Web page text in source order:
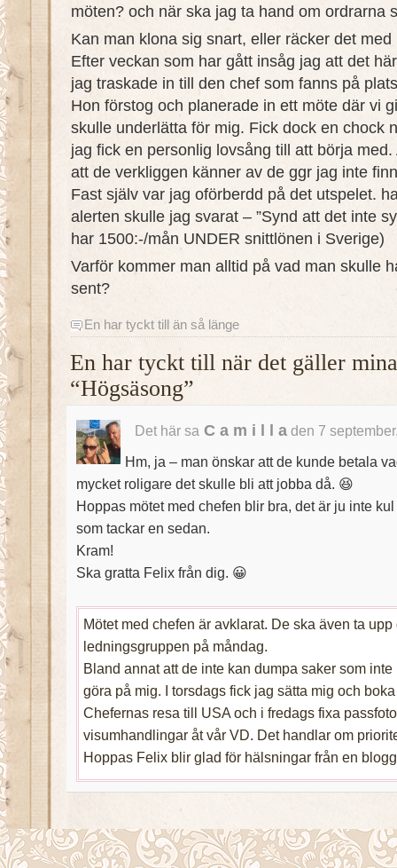
möten? och när ska jag ta hand om ordrarna
Kan man klona sig snart, eller räcker det
Efter veckan som har gått insåg jag att det
jag traskade in till den chef som fanns på
Hon förstog och planerade in ett möte där vi
skulle underlätta för mig. Fick dock en chock
jag fick en personlig lovsång till att börja
att de verkliggen känner av de ggr jag inte
Fast själv var jag oförberdd på det utspelet.
alerten skulle jag svarat – ”Synd att det inte
har 1500:-/mån UNDER snittlönen i Sverige)
Varför kommer man alltid på vad man skulle
sent?
En har tyckt till än så länge
En har tyckt till när det gäller
“Högsäsong”
Det här sa C a m i l l aden 7
Hm, ja – man önskar att de kunde betala
mycket roligare det skulle bli att jobba då. 😆
Hoppas mötet med chefen blir bra, det är ju inte
som tackar en sedan.
Kram!
Ska gratta Felix från dig. 😀
Mötet med chefen är avklarat. De ska även ta upp
ledningsgruppen på måndag.
Bland annat att de inte kan dumpa saker som
göra på mig. I torsdags fick jag sätta mig och
Chefernas resa till USA och i fredags fixa
visumhandlingar åt vår VD. Det handlar om
Hoppas Felix blir glad för hälsningar från en